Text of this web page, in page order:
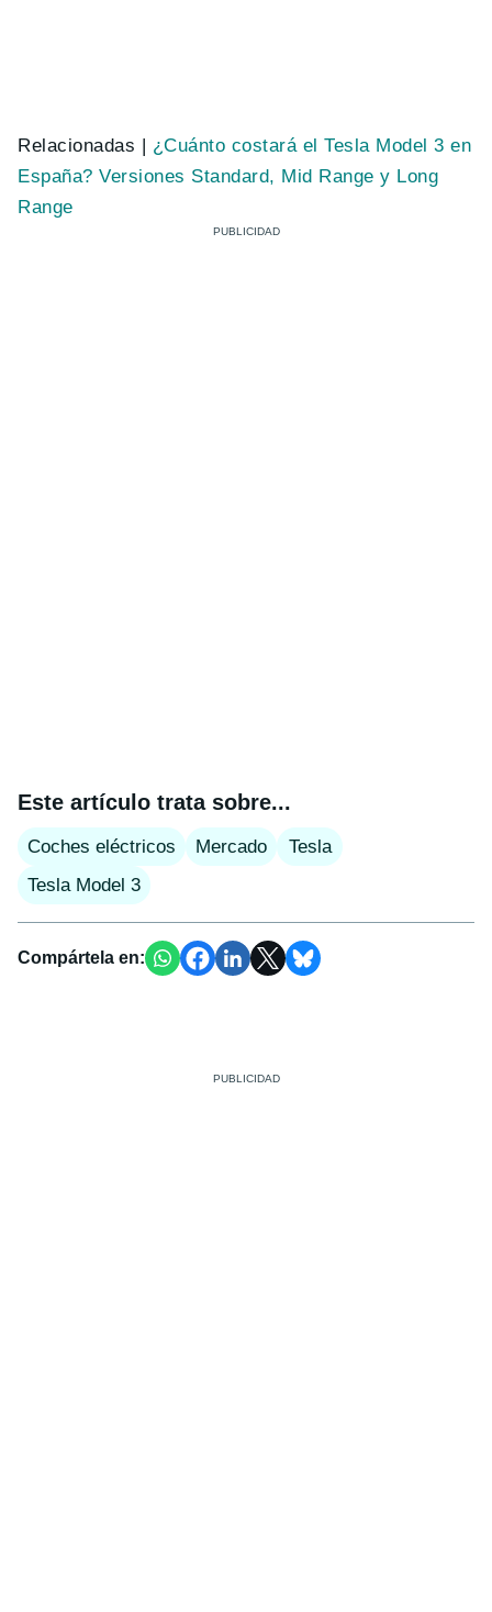
Relacionadas |
¿Cuánto costará el Tesla Model 3 en
España? Versiones Standard, Mid Range y Long
Range
Este artículo trata sobre...
Coches eléctricos Mercado
Tesla
Tesla Model 3
Compártela en: